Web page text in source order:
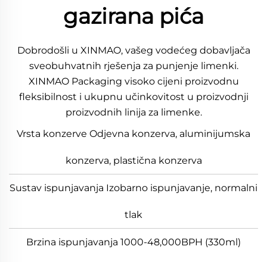
gazirana pića
Dobrodošli u XINMAO, vašeg vodećeg dobavljača
sveobuhvatnih rješenja za punjenje limenki.
XINMAO Packaging visoko cijeni proizvodnu
fleksibilnost i ukupnu učinkovitost u proizvodnji
proizvodnih linija za limenke.
Vrsta konzerve Odjevna konzerva, aluminijumska
konzerva, plastična konzerva
Sustav ispunjavanja Izobarno ispunjavanje, normalni
tlak
Brzina ispunjavanja 1000-48,000BPH (330ml)